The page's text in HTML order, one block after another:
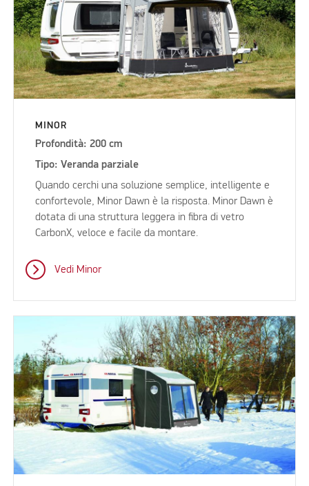
MINOR
Profondità: 200 cm
Tipo: Veranda parziale
Quando cerchi una soluzione semplice, intelligente e
confortevole, Minor Dawn è la risposta. Minor Dawn è
dotata di una struttura leggera in fibra di vetro
CarbonX, veloce e facile da montare.
Vedi Minor